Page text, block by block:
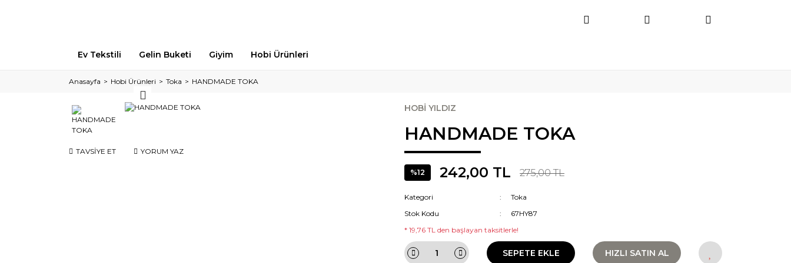
Ev Tekstili Gelin Buketi Giyim Hobi Ürünleri
Anasayfa Hobi Ürünleri Toka HANDMADE TOKA
TAVSİYE ET YORUM YAZ
HOBİ YILDIZ
HANDMADE TOKA
%12 242,00 TL 275,00 TL
Kategori
Toka
Stok Kodu
67HY87
* 19,76 TL den başlayan taksitlerle!
SEPETE EKLE HIZLI SATIN AL